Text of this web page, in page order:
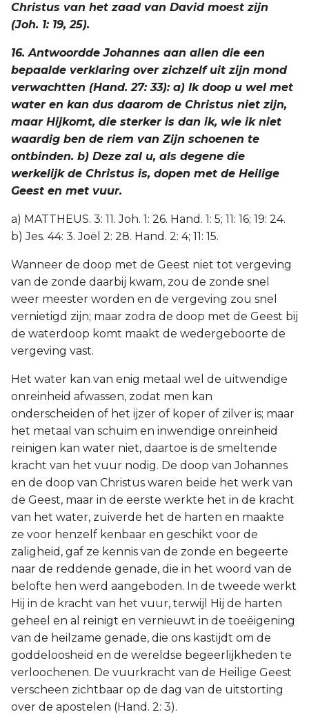
Christus van het zaad van David moest zijn
(Joh. 1: 19, 25).
16. Antwoordde Johannes aan allen die een
bepaalde verklaring over zichzelf uit zijn mond
verwachtten (Hand. 27: 33): a) Ik doop u wel met
water en kan dus daarom de Christus niet zijn,
maar Hijkomt, die sterker is dan ik, wie ik niet
waardig ben de riem van Zijn schoenen te
ontbinden. b) Deze zal u, als degene die
werkelijk de Christus is, dopen met de Heilige
Geest en met vuur.
a) MATTHEUS. 3: 11. Joh. 1: 26. Hand. 1: 5; 11: 16; 19: 24.
b) Jes. 44: 3. Joël 2: 28. Hand. 2: 4; 11: 15.
Wanneer de doop met de Geest niet tot vergeving
van de zonde daarbij kwam, zou de zonde snel
weer meester worden en de vergeving zou snel
vernietigd zijn; maar zodra de doop met de Geest bij
de waterdoop komt maakt de wedergeboorte de
vergeving vast.
Het water kan van enig metaal wel de uitwendige
onreinheid afwassen, zodat men kan
onderscheiden of het ijzer of koper of zilver is; maar
het metaal van schuim en inwendige onreinheid
reinigen kan water niet, daartoe is de smeltende
kracht van het vuur nodig. De doop van Johannes
en de doop van Christus waren beide het werk van
de Geest, maar in de eerste werkte het in de kracht
van het water, zuiverde het de harten en maakte
ze voor henzelf kenbaar en geschikt voor de
zaligheid, gaf ze kennis van de zonde en begeerte
naar de reddende genade, die in het woord van de
belofte hen werd aangeboden. In de tweede werkt
Hij in de kracht van het vuur, terwijl Hij de harten
geheel en al reinigt en vernieuwt in de toeëigening
van de heilzame genade, die ons kastijdt om de
goddeloosheid en de wereldse begeerlijkheden te
verloochenen. De vuurkracht van de Heilige Geest
verscheen zichtbaar op de dag van de uitstorting
over de apostelen (Hand. 2: 3).